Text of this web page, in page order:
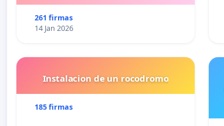
261 firmas
14 Jan 2026
Instalacion de un rocodromo
185 firmas